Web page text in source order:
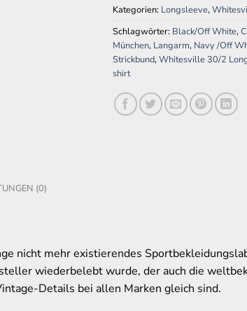
Kategorien: Longsleeve,
Schlagwörter: Black/Off White,
München, Langarm, Navy /Off
Strickbund,Whitesville 30/2
shirt
(0)
nicht mehr existierendes
wiederbelebt wurde, der auch die
Details bei allen Marken gleich sind.